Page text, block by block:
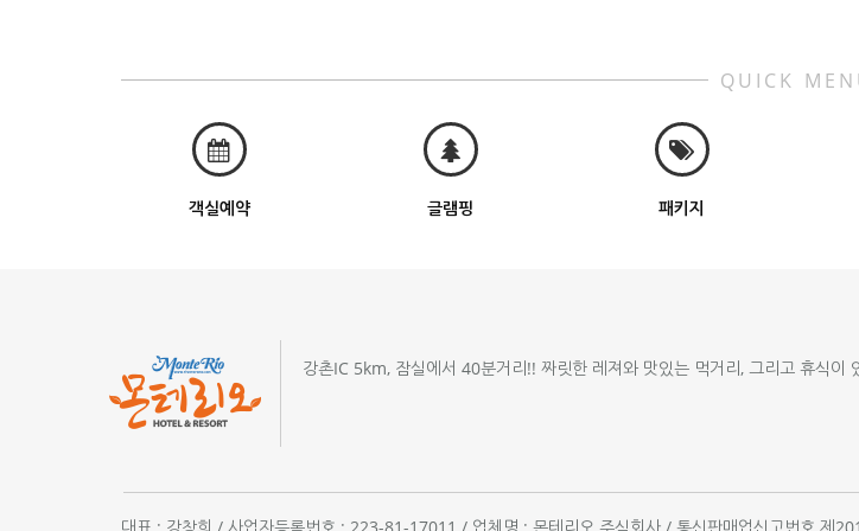
QUICK
객실예약 글램핑 패키지
강촌IC 5km, 잠실에서 40분거리!! 짜릿한 레져와 맛있는 먹거리, 그리고 휴식이